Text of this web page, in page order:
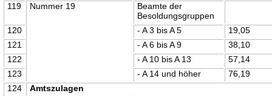
119
Nummer 19
Beamte der
Besoldungsgruppen
120
- A 3 bis A 5
19,05
121
- A 6 bis A 9
38,10
122
- A 10 bis A 13
57,14
123
- A 14 und höher
76,19
124
Amtszulagen